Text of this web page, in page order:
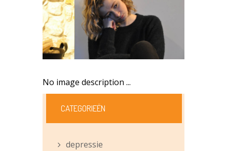
No image description ...
CATEGORIEËN
depressie